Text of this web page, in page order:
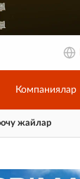
Компаниялар
жайлар